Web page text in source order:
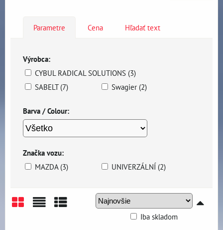
Parametre Cena Hľadať text
Výrobca:
CYBUL RADICAL SOLUTIONS (3)
SABELT (7)
Swagier (2)
Barva / Colour:
Značka vozu:
MAZDA (3)
UNIVERZÁLNÍ (2)
Iba skladom